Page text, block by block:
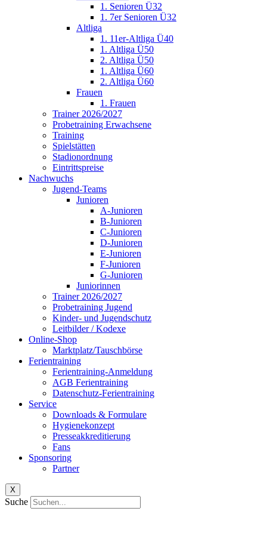
1. Senioren Ü32
1. 7er Senioren Ü32
Altliga
1. 11er-Altliga Ü40
1. Altliga Ü50
2. Altliga Ü50
1. Altliga Ü60
2. Altliga Ü60
Frauen
1. Frauen
Trainer 2026/2027
Probetraining Erwachsene
Training
Spielstätten
Stadionordnung
Eintrittspreise
Nachwuchs
Jugend-Teams
Junioren
A-Junioren
B-Junioren
C-Junioren
D-Junioren
E-Junioren
F-Junioren
G-Junioren
Juniorinnen
Trainer 2026/2027
Probetraining Jugend
Kinder- und Jugendschutz
Leitbilder / Kodexe
Online-Shop
Marktplatz/Tauschbörse
Ferientraining
Ferientraining-Anmeldung
AGB Ferientraining
Datenschutz-Ferientraining
Service
Downloads & Formulare
Hygienekonzept
Presseakkreditierung
Fans
Sponsoring
Partner
X
Suche